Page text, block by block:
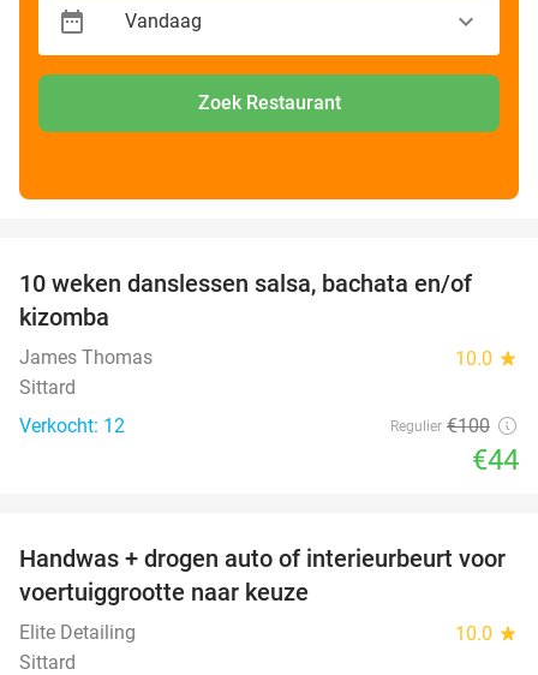
Zoek Restaurant
56%
10 weken danslessen salsa, bachata en/of
kizomba
James Thomas 10.0 star
Sittard
Verkocht: 12
Regulier €100
€44
53%
Handwas + drogen auto of interieurbeurt voor
voertuiggrootte naar keuze
Elite Detailing 10.0 star
Sittard